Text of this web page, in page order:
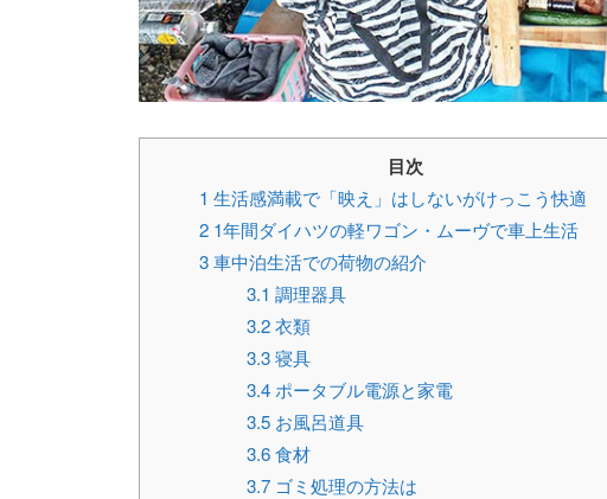
目次
1 生活感満載で「映え」はしないがけっこう快適
2 1年間ダイハツの軽ワゴン・ムーヴで車上生活
3車中泊生活での荷物の紹介
3.1 調理器具
3.2衣類
3.3寝具
3.4 ポータブル電源と家電
3.5 お風呂道具
3.6食材
3.7 ゴミ処理の方法は